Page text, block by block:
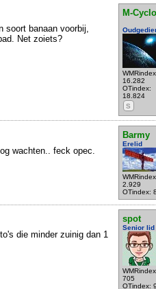
M-
16.282
OTindex:
18.824
S
soort banaan voorbij,
Net zoiets?
Barmy
Erelid
2.929
OTindex:
wachten.. feck opec.
spot
Senior lid
705
OTindex:
die minder zuinig dan 1